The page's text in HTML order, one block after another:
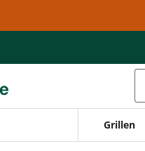
Grillen